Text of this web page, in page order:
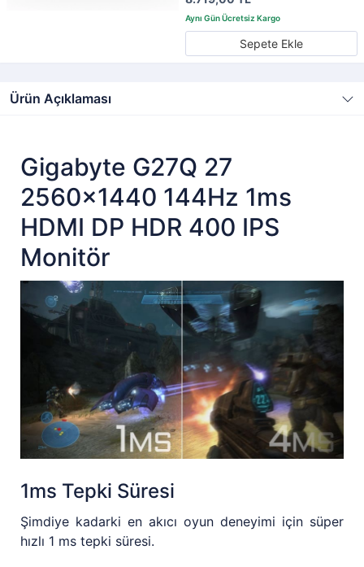
Sepete Ekle
Ürün Açıklaması
Gigabyte G27Q 27
2560x1440 144Hz 1ms
HDMI DP HDR 400 IPS
Monitör
1ms Tepki Süresi
Şimdiye kadarki en akıcı oyun deneyimi için süper
hızlı 1 ms tepki süresi.